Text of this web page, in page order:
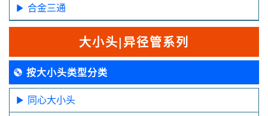
合金三通
大小头|异径管系列
按大小头类型分类
同心大小头